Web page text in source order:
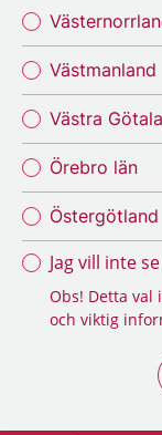
Västmanland
Västra
Örebro län
Östergötland
Jag vill inte
Obs! Detta
och viktig